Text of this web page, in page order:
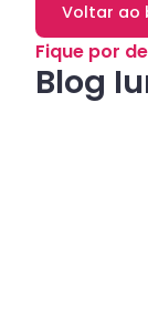
Fique por
Blog
Voltar ao